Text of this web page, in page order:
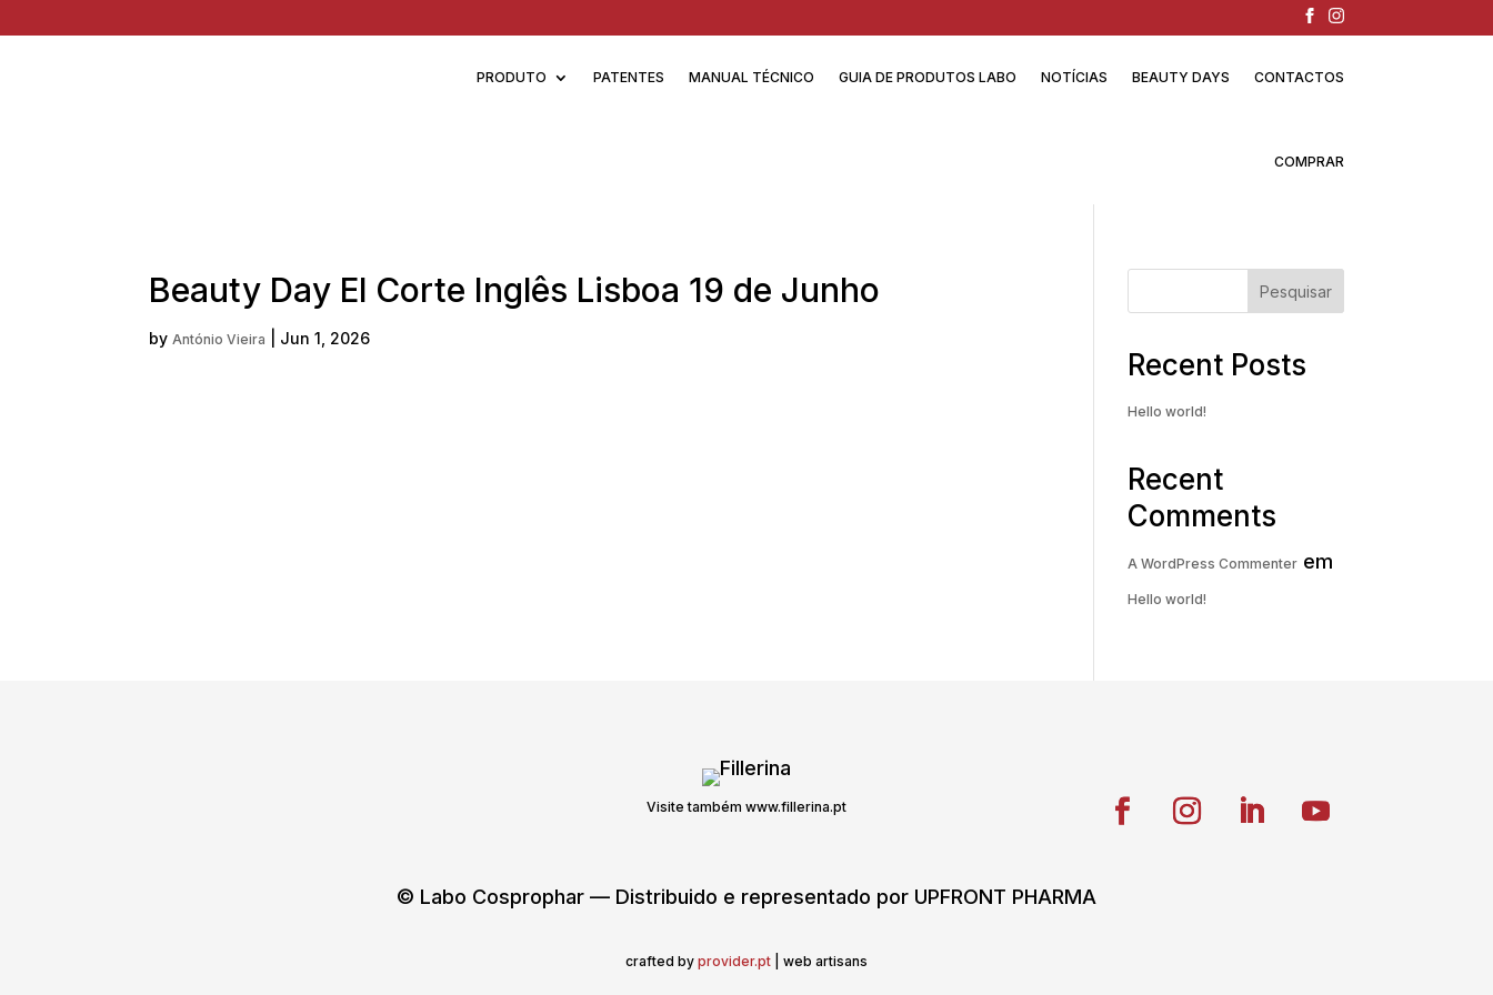
PRODUTO PATENTES MANUAL TÉCNICO GUIA DE PRODUTOS LABO NOTÍCIAS BEAUTY DAYS CONTACTOS
COMPRAR
Beauty Day El Corte Inglês Lisboa 19 de Junho
by António Vieira Jun 1, 2026
Pesquisar
Recent Posts
Hello world!
Recent
Comments
A WordPress Commenter em
Hello world!
Visite também www.fillerina.pt
© Labo Cosprophar — Distribuido e representado por UPFRONT PHARMA
crafted by provider.pt | web artisans